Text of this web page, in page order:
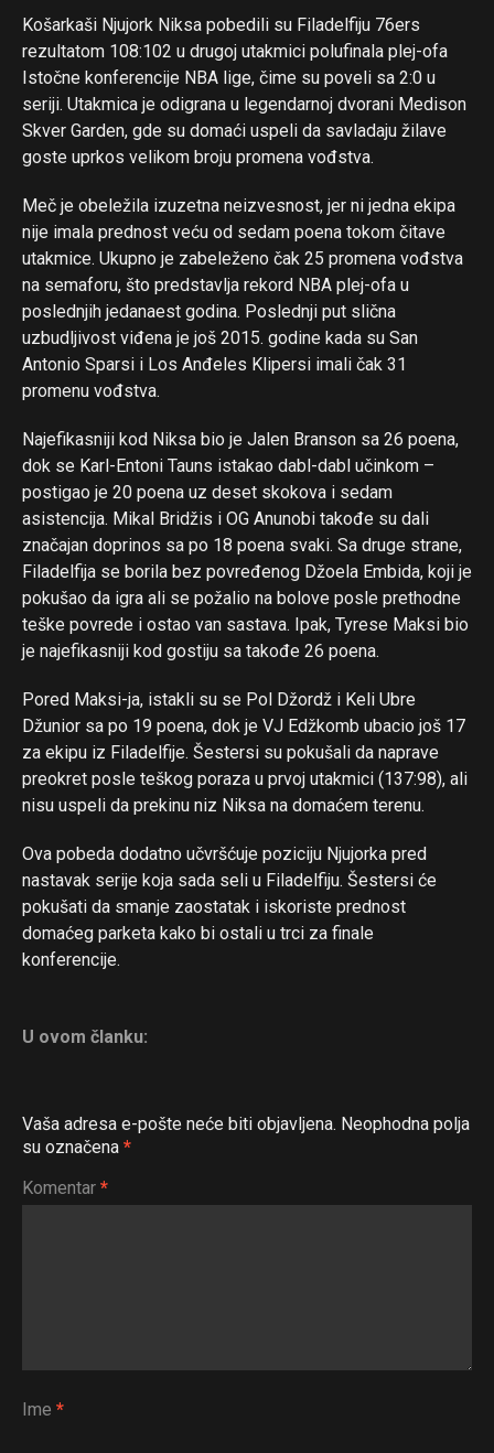
Košarkaši Njujork Niksa pobedili su Filadelfiju 76ers
rezultatom 108:102 u drugoj utakmici polufinala plej-ofa
Istočne konferencije NBA lige, čime su poveli sa 2:0 u
seriji. Utakmica je odigrana u legendarnoj dvorani Medison
Skver Garden, gde su domaći uspeli da savladaju žilave
goste uprkos velikom broju promena vođstva.
Meč je obeležila izuzetna neizvesnost, jer ni jedna ekipa
nije imala prednost veću od sedam poena tokom čitave
utakmice. Ukupno je zabeleženo čak 25 promena vođstva
na semaforu, što predstavlja rekord NBA plej-ofa u
poslednjih jedanaest godina. Poslednji put slična
uzbudljivost viđena je još 2015. godine kada su San
Antonio Sparsi i Los Anđeles Klipersi imali čak 31
promenu vođstva.
Najefikasniji kod Niksa bio je Jalen Branson sa 26 poena,
dok se Karl-Entoni Tauns istakao dabl-dabl učinkom –
postigao je 20 poena uz deset skokova i sedam
asistencija. Mikal Bridžis i OG Anunobi takođe su dali
značajan doprinos sa po 18 poena svaki. Sa druge strane,
Filadelfija se borila bez povređenog Džoela Embida, koji je
pokušao da igra ali se požalio na bolove posle prethodne
teške povrede i ostao van sastava. Ipak, Tyrese Maksi bio
je najefikasniji kod gostiju sa takođe 26 poena.
Pored Maksi-ja, istakli su se Pol Džordž i Keli Ubre
Džunior sa po 19 poena, dok je VJ Edžkomb ubacio još 17
za ekipu iz Filadelfije. Šestersi su pokušali da naprave
preokret posle teškog poraza u prvoj utakmici (137:98), ali
nisu uspeli da prekinu niz Niksa na domaćem terenu.
Ova pobeda dodatno učvršćuje poziciju Njujorka pred
nastavak serije koja sada seli u Filadelfiju. Šestersi će
pokušati da smanje zaostatak i iskoriste prednost
domaćeg parketa kako bi ostali u trci za finale
konferencije.
U ovom članku:
Vaša adresa e-pošte neće biti objavljena. Neophodna polja
su označena *
Komentar *
Ime *
Flipboard
Reddit
Pinterest
Whatsapp
Email